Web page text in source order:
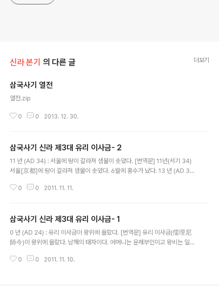
신라 본기 의 다른 글 더보기
삼국사기 열전
열전.zip
0 0 2013. 12. 30.
삼국사기 신라 제3대 유리 이사금- 2
11 년 (AD 34) : 서울에 땅이 갈라져 샘물이 솟았다. [번역문] 11년(서기 34)
서울[京都]에 땅이 갈라져 샘물이 솟았다. 6월에 홍수가 났다. 13 년 (AD 36)
랑이 북쪽 변경을 침범하여 타산성(朶山城)을 공격하여 함락..
0 0 2011. 11. 11.
삼국사기 신라 제3대 유리 이사금- 1
0 년 (AD 24) : 유리 이사금이 왕위에 올랐다. [번역문] 유리 이사금(儒理尼
師今)이 왕위에 올랐다. 남해의 태자이다. 어머니는 운제부인이고 왕비는 일지
婁王)의 딸이라고도 하였다.&gt; 앞서 남해가 죽자 유리..
0 0 2011. 11. 10.